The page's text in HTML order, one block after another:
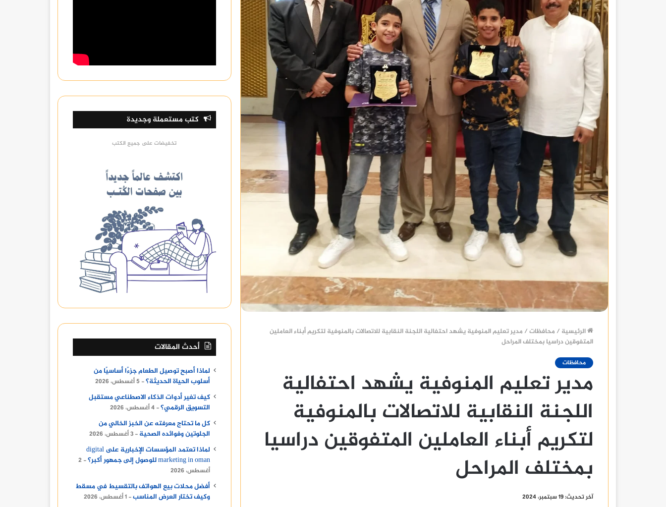
الرئيسية / محافظات/ مدير تعليم المنوفية يشهد احتفالية اللجنة النقابية للاتصالات بالمنوفية لتكريم أبناء العاملين
المتفوقين دراسيا بمختلف المراحل
محافظات
مدير تعليم المنوفية يشهد احتفالية
اللجنة النقابية للاتصالات بالمنوفية
لتكريم أبناء العاملين المتفوقين دراسيا
بمختلف المراحل
آخر تحديث: 19 سبتمبر، 2024
كتب مستعملة وجديدة
تخفيضات على جميع الكتب
أحدث المقالات
لماذا أصبح توصيل الطعام جزءًا أساسيًا من
أسلوب الحياة الحديثة؟
5 أغسطس، 2026
كيف تغير أدوات الذكاء الاصطناعي مستقبل
التسويق الرقمي؟
4 أغسطس، 2026
كل ما تحتاج معرفته عن الخبز الخالي من
الجلوتين وفوائده الصحية
3 أغسطس، 2026
لماذا تعتمد المؤسسات الإخبارية على digital
marketing in oman للوصول إلى جمهور أكبر؟
2
أغسطس، 2026
أفضل محلات بيع الهواتف بالتقسيط في مسقط
وكيف تختار العرض المناسب
1 أغسطس، 2026